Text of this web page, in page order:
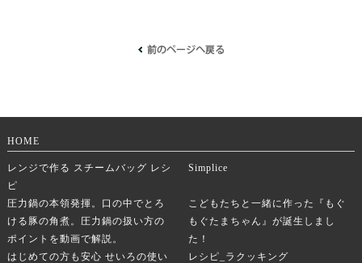
HOME
レンジで作る スチームバッグ レシ
ピ
Simplice
圧力鍋の本領発揮。口の中でとろ
ける豚の角煮。圧力鍋の扱い方の
ポイントを動画で解説。
こどもたちと一緒に作った『もぐ
もぐたまちゃん』が誕生しまし
た！
はじめての方も安心 せいろの使い
レシピ_ラクッキング